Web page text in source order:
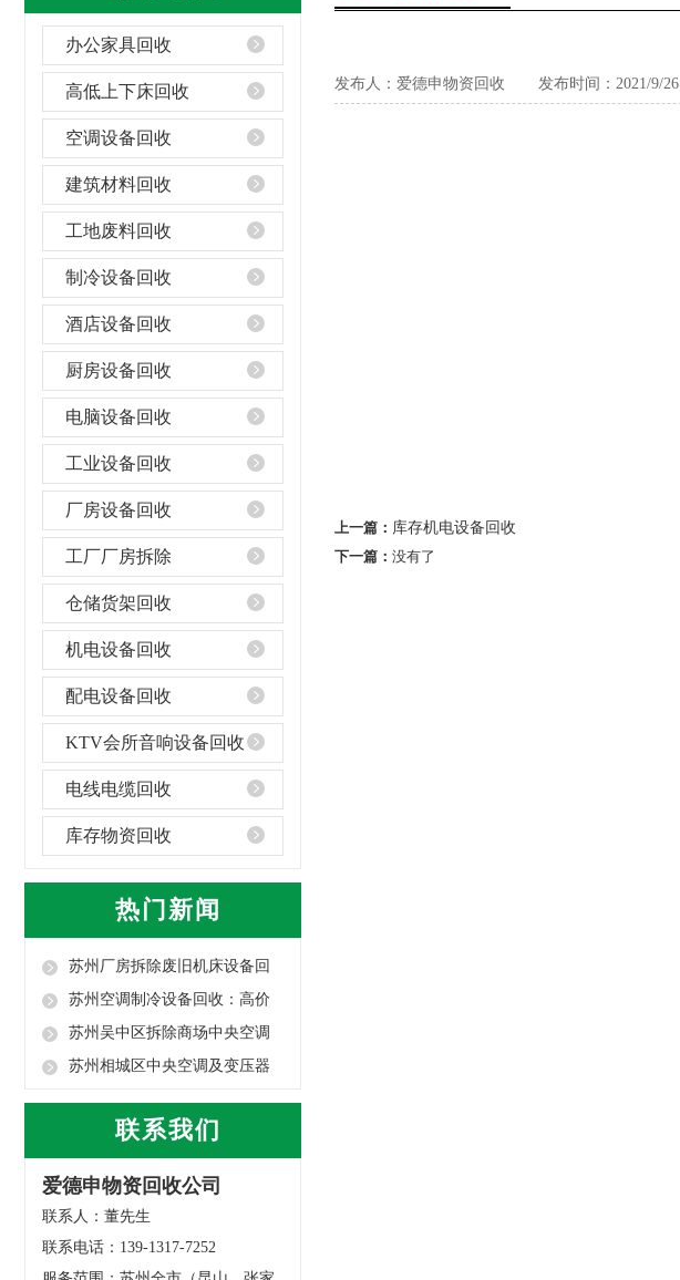
办公家具回收
高低上下床回收
空调设备回收
建筑材料回收
工地废料回收
制冷设备回收
酒店设备回收
厨房设备回收
电脑设备回收
工业设备回收
厂房设备回收
工厂厂房拆除
仓储货架回收
机电设备回收
配电设备回收
KTV会所音响设备回收
电线电缆回收
库存物资回收
热门新闻
苏州厂房拆除废旧机床设备回
收：高价合规·...
苏州空调制冷设备回收：高价
上门・安全拆除...
苏州吴中区拆除商场中央空调
冷水机回收指南
苏州相城区中央空调及变压器
回收指南
联系我们
爱德申物资回收公司
联系人：董先生
联系电话：139-1317-7252
发布人：爱德申物资回收 发布时间：2021/9/26
上一篇： 库存机电设备回收
下一篇： 没有了